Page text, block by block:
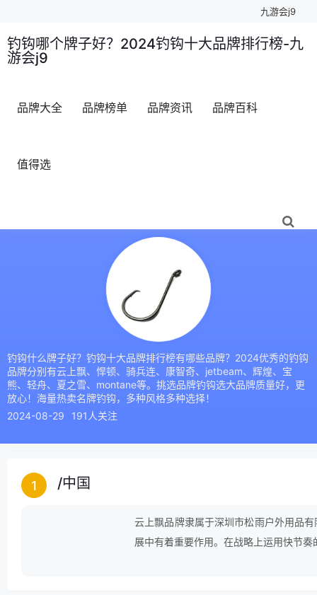
九游会j9
钓钩哪个牌子好？2024钓钩十大品牌排行榜-九
游会j9
品牌大全 品牌榜单 品牌资讯 品牌百科
值得选
钓钩什么牌子好？钓钩十大品牌排行榜有哪些品牌？2024优秀的钓钩
品牌分别有云上飘、悍顿、骑兵连、康智奇、jetbeam、辉煌、宝
熊、轻舟、夏之雪、montane等。挑选品牌钓钩选大品牌质量好，更
放心！海量热卖名牌钓钩，多种风格多种选择！
2024-08-29
191人关注
1 /中国
云上飘品牌隶属于深圳市松雨户外用品
展中有着重要作用。在战略上运用快节